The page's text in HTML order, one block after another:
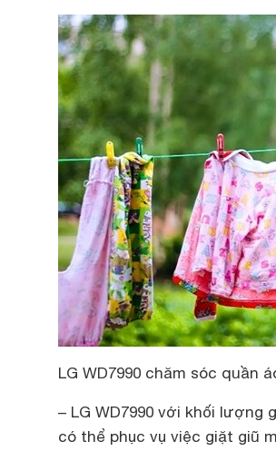
LG WD7990 chăm sóc quần
– LG WD7990 với khối lượng
có thể phục vụ việc giặt giũ